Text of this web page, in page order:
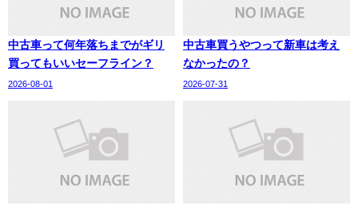
中古車って何年落ちまでがギリ
買ってもいいセーフライン？
2026-08-01
中古車買うやつって新車は考え
なかったの？
2026-07-31